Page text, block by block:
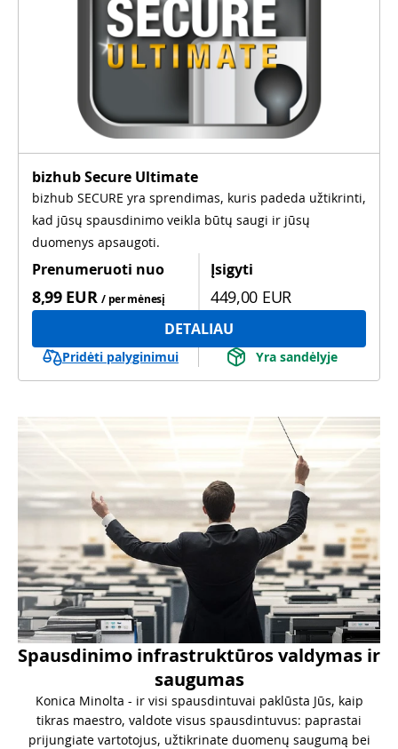
bizhub Secure Ultimate
bizhub SECURE yra sprendimas, kuris padeda užtikrinti,
kad jūsų spausdinimo veikla būtų saugi ir jūsų
duomenys apsaugoti.
Prenumeruoti nuo
8,99 EUR / per mėnesį
Įsigyti
449,00 EUR
DETALIAU
Pridėti palyginimui Yra sandėlyje
Spausdinimo infrastruktūros valdymas ir
saugumas
Konica Minolta - ir visi spausdintuvai paklūsta Jūs, kaip
tikras maestro, valdote visus spausdintuvus: paprastai
prijungiate vartotojus, užtikrinate duomenų saugumą bei